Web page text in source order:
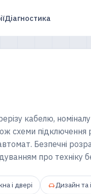
Діагностика
кабелю,
схеми
Безпечні
про техніку
і двері Дизайн та